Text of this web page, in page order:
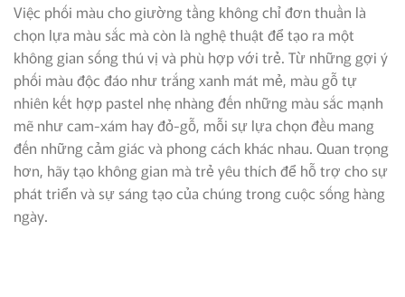
Việc phối màu cho giường tầng không chỉ đơn thuần là
chọn lựa màu sắc mà còn là nghệ thuật để tạo ra một
không gian sống thú vị và phù hợp với trẻ. Từ những gợi ý
phối màu độc đáo như trắng xanh mát mẻ, màu gỗ tự
nhiên kết hợp pastel nhẹ nhàng đến những màu sắc mạnh
mẽ như cam-xám hay đỏ-gỗ, mỗi sự lựa chọn đều mang
đến những cảm giác và phong cách khác nhau. Quan trọng
hơn, hãy tạo không gian mà trẻ yêu thích để hỗ trợ cho sự
phát triển và sự sáng tạo của chúng trong cuộc sống hàng
ngày.